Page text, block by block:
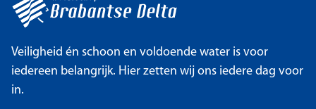
Veiligheid én schoon en voldoende water is voor
iedereen belangrijk. Hier zetten wij ons iedere dag voor
in.